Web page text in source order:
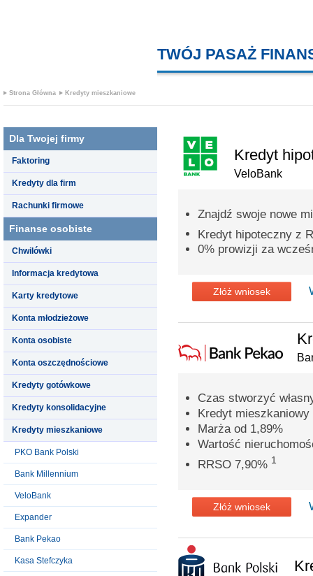
TWÓJ PASAŻ
Strona Główna Kredyty mieszkaniowe
Dla Twojej firmy
Faktoring
Kredyty dla firm
Rachunki firmowe
Finanse osobiste
Chwilówki
Informacja kredytowa
Karty kredytowe
Konta młodzieżowe
Konta osobiste
Konta oszczędnościowe
Kredyty gotówkowe
Kredyty konsolidacyjne
Kredyty mieszkaniowe
PKO Bank Polski
Bank Millennium
VeloBank
Expander
Bank Pekao
Kasa Stefczyka
Kredyt
VeloBank
Znajdź swoje nowe
Kredyt hipoteczny z
0% prowizji za
Złóż wniosek
Czas stworzyć
Kredyt
Marża od 1,89%
Wartość
RRSO 7,90% 1
Złóż wniosek